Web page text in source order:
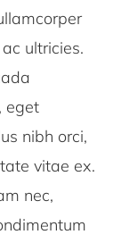
ultricies.
eget
nibh orci,
vitae ex.
nec,